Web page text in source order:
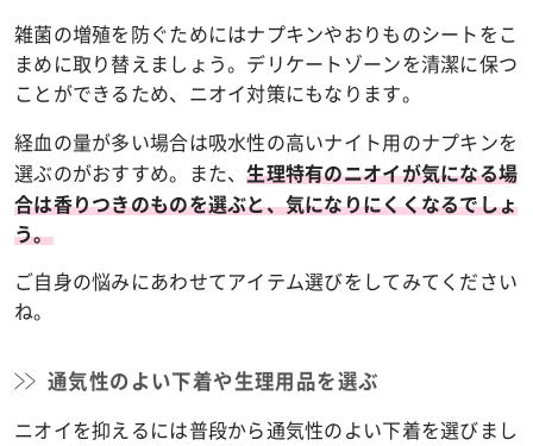
雑菌の増殖を防ぐためにはナプキンやおりものシートをこ
まめに取り替えましょう。デリケートゾーンを清潔に保つ
ことができるため、ニオイ対策にもなります。
経血の量が多い場合は吸水性の高いナイト用のナプキンを
選ぶのがおすすめ。また、生理特有のニオイが気になる場
合は香りつきのものを選ぶと、気になりにくくなるでしょ
う。
ご自身の悩みにあわせてアイテム選びをしてみてください
ね。
通気性のよい下着や生理用品を選ぶ
ニオイを抑えるには普段から通気性のよい下着を選びまし